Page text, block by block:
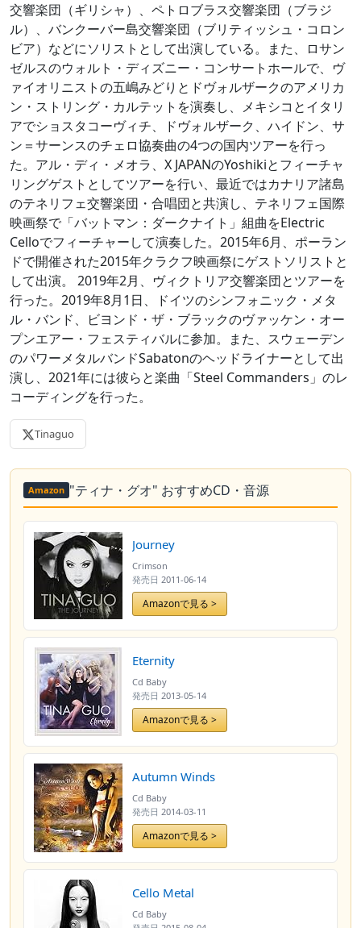
交響楽団（ギリシャ）、ペトロブラス交響楽団（ブラジ
ル）、バンクーバー島交響楽団（ブリティッシュ・コロン
ビア）などにソリストとして出演している。また、ロサン
ゼルスのウォルト・ディズニー・コンサートホールで、ヴ
ァイオリニストの五嶋みどりとドヴォルザークのアメリカ
ン・ストリング・カルテットを演奏し、メキシコとイタリ
アでショスタコーヴィチ、ドヴォルザーク、ハイドン、サ
ン＝サーンスのチェロ協奏曲の4つの国内ツアーを行っ
た。アル・ディ・メオラ、X JAPANのYoshikiとフィーチャ
リングゲストとしてツアーを行い、最近ではカナリア諸島
のテネリフェ交響楽団・合唱団と共演し、テネリフェ国際
映画祭で「バットマン：ダークナイト」組曲をElectric
Celloでフィーチャーして演奏した。2015年6月、ポーラン
ドで開催された2015年クラクフ映画祭にゲストソリストと
して出演。 2019年2月、ヴィクトリア交響楽団とツアーを
行った。2019年8月1日、ドイツのシンフォニック・メタ
ル・バンド、ビヨンド・ザ・ブラックのヴァッケン・オー
プンエアー・フェスティバルに参加。また、スウェーデン
のパワーメタルバンドSabatonのヘッドライナーとして出
演し、2021年には彼らと楽曲「Steel Commanders」のレ
コーディングを行った。
Tinaguo
Amazon "ティナ・グオ" おすすめCD・音源
Journey
Crimson
発売日 2011-06-14
Amazonで見る >
Eternity
Cd Baby
発売日 2013-05-14
Amazonで見る >
Autumn Winds
Cd Baby
発売日 2014-03-11
Amazonで見る >
Cello Metal
Cd Baby